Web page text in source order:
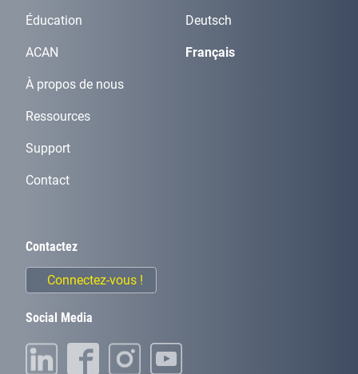
Éducation
ACAN
À propos de nous
Ressources
Support
Contact
Deutsch
Français
Contactez
Connectez-vous !
Social Media